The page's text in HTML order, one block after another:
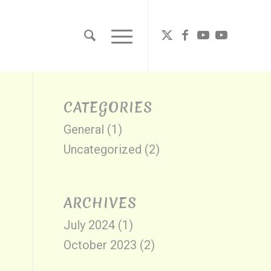
CATEGORIES
General (1)
Uncategorized (2)
ARCHIVES
July 2024 (1)
October 2023 (2)